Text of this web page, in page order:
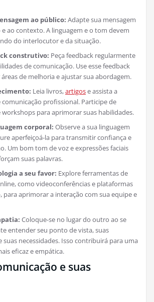
ao público: Adapte sua mensagem
ao contexto. A linguagem e o tom devem
do interlocutor e da situação.
construtivo: Peça feedback regularmente
de comunicação. Use esse feedback
de melhoria e ajustar sua abordagem.
Leia livros,artigose assista a
comunicação profissional. Participe de
para aprimorar suas habilidades.
corporal: Observe a sua linguagem
aperfeiçoá-la para transmitir confiança e
Um bom tom de voz e expressões faciais
suas palavras.
a seu favor: Explore ferramentas de
como videoconferências e plataformas
para aprimorar a interação com sua equipe e
Coloque-se no lugar do outro ao se
entender seu ponto de vista, suas
suas necessidades. Isso contribuirá para uma
eficaz e empática.
e suas